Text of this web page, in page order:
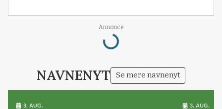
Annonce
Loading...
NAVNENYT Se mere navnenyt
3. AUG. 3. AUG.